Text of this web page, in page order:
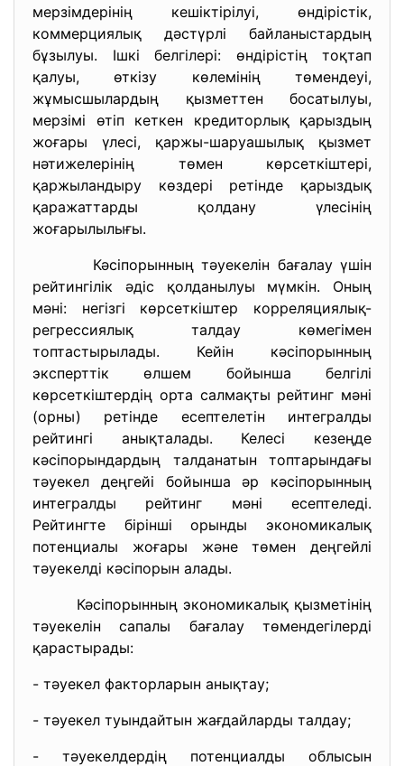
мерзімдерінің кешіктірілуі, өндірістік,
коммерциялық дәстүрлі байланыстардың
бұзылуы. Ішкі белгілері: өндірістің тоқтап
қалуы, өткізу көлемінің төмендеуі,
жұмысшылардың қызметтен босатылуы,
мерзімі өтіп кеткен кредиторлық қарыздың
жоғары үлесі, қаржы-шаруашылық қызмет
нәтижелерінің төмен көрсеткіштері,
қаржыландыру көздері ретінде қарыздық
қаражаттарды қолдану үлесінің
жоғарылылығы.
Кәсіпорынның тәуекелін бағалау үшін
рейтингілік әдіс қолданылуы мүмкін. Оның
мәні: негізгі көрсеткіштер корреляциялық-
регрессиялық талдау көмегімен
топтастырылады. Кейін кәсіпорынның
эксперттік өлшем бойынша белгілі
көрсеткіштердің орта салмақты рейтинг мәні
(орны) ретінде есептелетін интегралды
рейтингі анықталады. Келесі кезеңде
кәсіпорындардың талданатын топтарындағы
тәуекел деңгейі бойынша әр кәсіпорынның
интегралды рейтинг мәні есептеледі.
Рейтингте бірінші орынды экономикалық
потенциалы жоғары және төмен деңгейлі
тәуекелді кәсіпорын алады.
Кәсіпорынның экономикалық қызметінің
тәуекелін сапалы бағалау төмендегілерді
қарастырады:
- тәуекел факторларын анықтау;
- тәуекел туындайтын жағдайларды талдау;
- тәуекелдердің потенциалды облысын